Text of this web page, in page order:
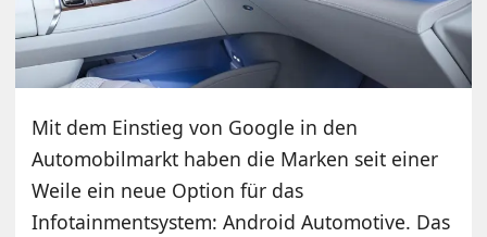
Mit dem Einstieg von Google in den
Automobilmarkt haben die Marken seit einer
Weile ein neue Option für das
Infotainmentsystem: Android Automotive. Das